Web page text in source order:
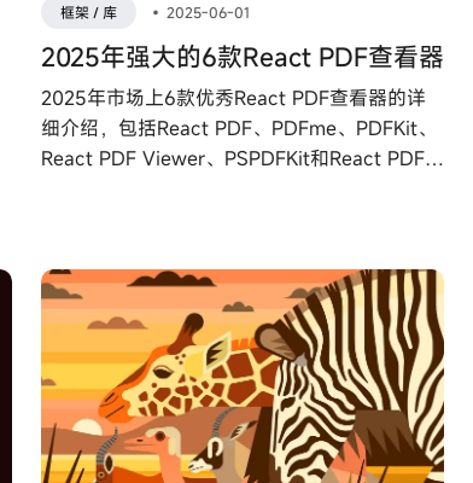
框架 / 库 • 2025-06-01
2025年强大的6款React PDF查看器
2025年市场上6款优秀React PDF查看器的详
细介绍，包括React PDF、PDFme、PDFKit、
React PDF Viewer、PSPDFKit和React PDF.js